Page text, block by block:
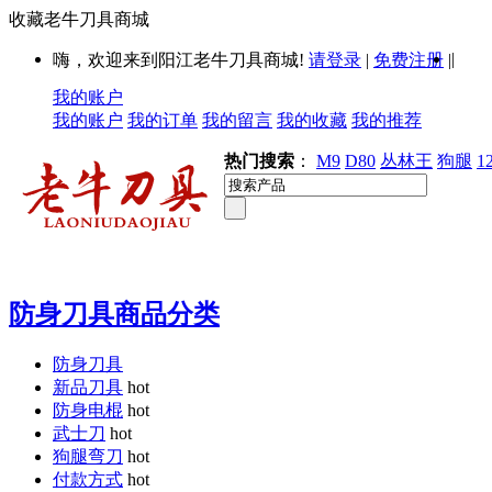
收藏老牛刀具商城
嗨，欢迎来到阳江老牛刀具商城! 请登录 | 免费注册 ||
我的账户
我的账户 我的订单 我的留言 我的收藏 我的推荐
热门搜索 ： M9 D80 丛林王 狗腿
防身刀具商品分类
防身刀具
新品刀具 hot
防身电棍 hot
武士刀 hot
狗腿弯刀 hot
付款方式 hot